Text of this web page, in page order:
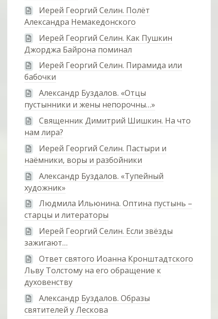
Иерей Георгий Селин. Полёт
Александра Немакедонского
Иерей Георгий Селин. Как Пушкин
Джорджа Байрона поминал
Иерей Георгий Селин. Пирамида или
бабочки
Александр Буздалов. «Отцы
пустынники и жены непорочны…»
Священник Димитрий Шишкин. На что
нам лира?
Иерей Георгий Селин. Пастыри и
наёмники, воры и разбойники
Александр Буздалов. «Тупейный
художник»
Людмила Ильюнина. Оптина пустынь –
старцы и литераторы
Иерей Георгий Селин. Если звёзды
зажигают…
Ответ святого Иоанна Кронштадтского
Льву Толстому на его обращение к
духовенству
Александр Буздалов. Образы
святителей у Лескова